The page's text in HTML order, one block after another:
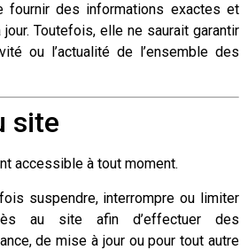
fournir des informations exactes et
Toutefois, elle ne saurait garantir
ou l’actualité de l’ensemble des
site
accessible à tout moment.
suspendre, interrompre ou limiter
au site afin d’effectuer des
de mise à jour ou pour tout autre